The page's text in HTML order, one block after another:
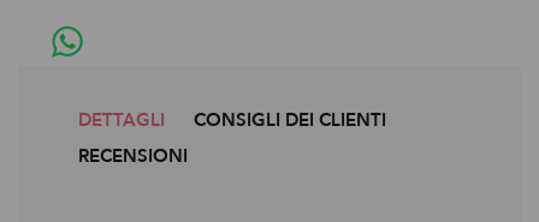
DETTAGLI
CONSIGLI DEI CLIENTI
RECENSIONI